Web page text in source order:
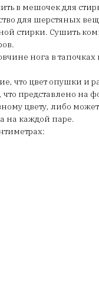
в мешочек для
для шерстяных
стирки. Сушить
нога в
что цвет опушки и
что представлено на
цвету, либо
на каждой паре.